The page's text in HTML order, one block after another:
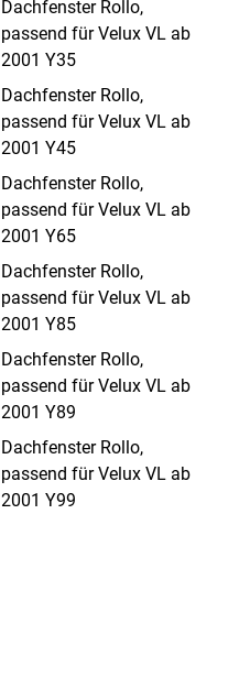
Dachfenster Rollo,
passend für Velux VL ab
2001 Y35
Dachfenster Rollo,
passend für Velux VL ab
2001 Y45
Dachfenster Rollo,
passend für Velux VL ab
2001 Y65
Dachfenster Rollo,
passend für Velux VL ab
2001 Y85
Dachfenster Rollo,
passend für Velux VL ab
2001 Y89
Dachfenster Rollo,
passend für Velux VL ab
2001 Y99